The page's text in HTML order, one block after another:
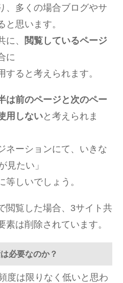
、多くの場合ブログやサ
と思います。
、 閲覧しているページ
に
ると考えられます。
は前のページと次のペー
用しないと考えられま
ネーションにて、いきな
見たい」
等しいでしょう。
閲覧した場合、3サイト共
は削除されています。
必要なのか？
度は限りなく低いと思わ